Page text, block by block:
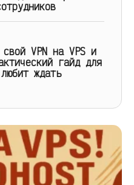
VPN на VPS и
гайд для
ждать